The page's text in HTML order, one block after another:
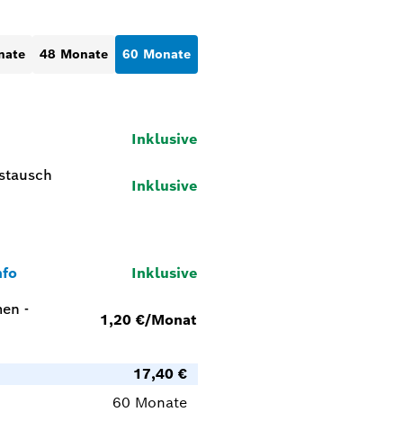
48 Monate 60 Monate
Inklusive
Inklusive
Inklusive
-
1,20 €/Monat
17,40 €
60 Monate